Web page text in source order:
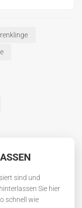
sind und
Sie hier
schnell wie